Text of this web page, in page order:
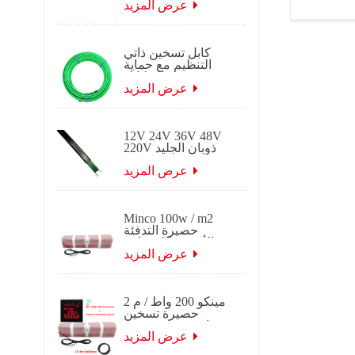
ذاتي التنظيم
كابل تسخين ذاتي
التنظيم مع حماية
تجميد جديلة كابل
تتبع الحرارة
الكهربائي ذاتي
التنظيم لتطبيقات
12V 24V 36V 48V
220V ذوبان الجليد
التدفئة الكهربائية
Minco 100w / m2
حصيرة التدفئة
الأرضية الكهربائية
مينكو 200 واط / م 2
حصيرة تسخين
حرارية 0.5 ~ 15 م 2
عرض 0.5 م